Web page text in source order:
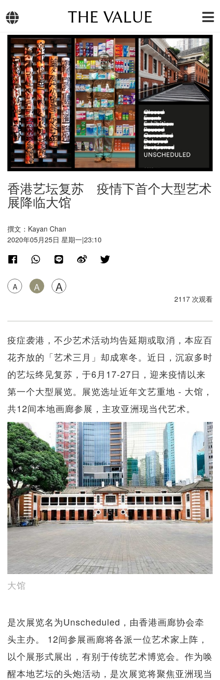
THE VALUE
香港艺坛复苏 疫情下首个大型艺术
展降临大馆
撰文：Kayan Chan
2020年05月25日 星期一|23:10
A A A
2117 次观看
疫症袭港，不少艺术活动均告延期或取消，本应百
花齐放的「艺术三月」却成寒冬。近日，沉寂多时
的艺坛终见复苏，于6月17-27日，迎来疫情以来
第一个大型展览。展览选址近年文艺重地 - 大馆，
共12间本地画廊参展，主攻亚洲现当代艺术。
大馆
是次展览名为Unscheduled，由香港画廊协会牵
头主办。 12间参展画廊将各派一位艺术家上阵，
以个展形式展出，有别于传统艺术博览会。作为唤
醒本地艺坛的头炮活动，是次展览将聚焦亚洲现当